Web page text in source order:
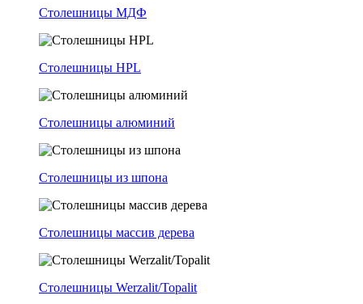
Столешницы МДФ
Столешницы HPL
Столешницы алюминий
Столешницы из шпона
Столешницы массив дерева
Столешницы Werzalit/Topalit